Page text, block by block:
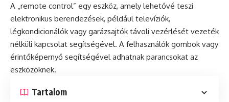
A „remote control” egy eszköz, amely lehetővé teszi
elektronikus berendezések, például televíziók,
légkondicionálók vagy garázsajtók távoli vezérlését vezeték
nélküli kapcsolat segítségével. A felhasználók gombok vagy
érintőképernyő segítségével adhatnak parancsokat az
eszközöknek.
Tartalom